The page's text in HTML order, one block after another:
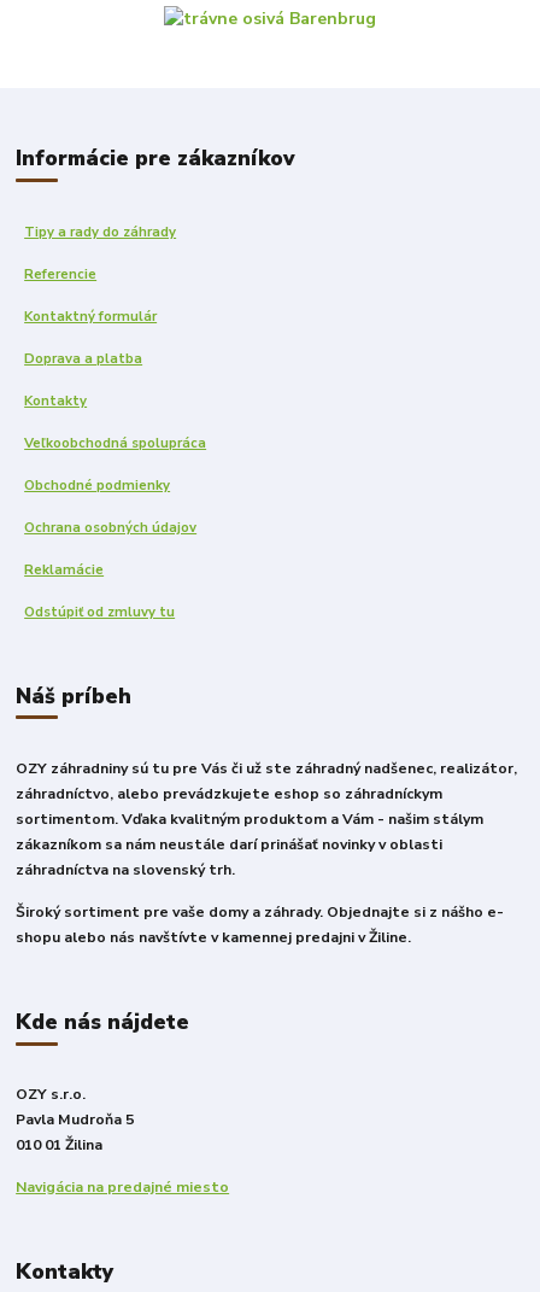
Informácie pre zákazníkov
Tipy a rady do záhrady
Referencie
Kontaktný formulár
Doprava a platba
Kontakty
Veľkoobchodná spolupráca
Obchodné podmienky
Ochrana osobných údajov
Reklamácie
Odstúpiť od zmluvy tu
Náš príbeh
OZY záhradniny sú tu pre Vás či už ste záhradný nadšenec, realizátor,
záhradníctvo, alebo prevádzkujete eshop so záhradníckym
sortimentom. Vďaka kvalitným produktom a Vám - našim stálym
zákazníkom sa nám neustále darí prinášať novinky v oblasti
záhradníctva na slovenský trh.
Široký sortiment pre vaše domy a záhrady. Objednajte si z nášho e-
shopu alebo nás navštívte v kamennej predajni v Žiline.
Kde nás nájdete
OZY s.r.o.
Pavla Mudroňa 5
010 01 Žilina
Navigácia na predajné miesto
Kontakty